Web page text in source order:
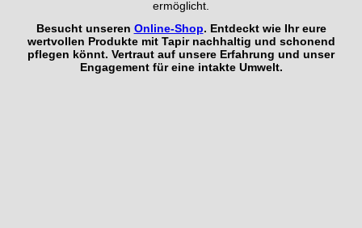
ermöglicht.
Besucht unseren Online-Shop. Entdeckt wie Ihr eure
wertvollen Produkte mit Tapir nachhaltig und schonend
pflegen könnt. Vertraut auf unsere Erfahrung und unser
Engagement für eine intakte Umwelt.